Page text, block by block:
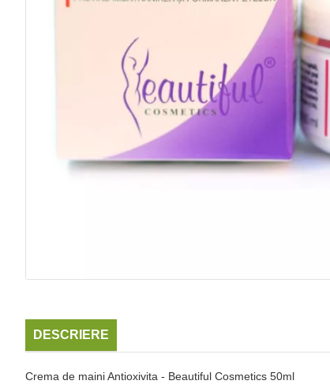
DESCRIERE
Crema de maini Antioxivita - Beautiful Cosmetics 50ml